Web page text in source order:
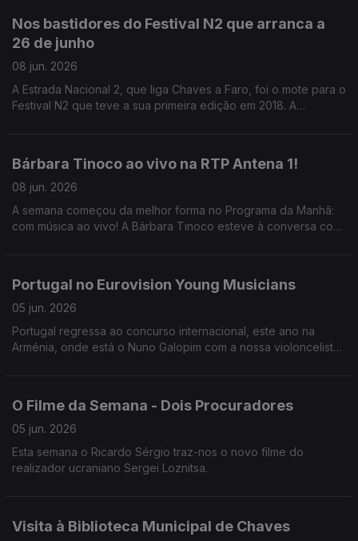
Nos bastidores do Festival N2 que arranca a
26 de junho
08 jun. 2026
A Estrada Nacional 2, que liga Chaves a Faro, foi o mote para o
Festival N2 que teve a sua primeira edição em 2018. A
Bárbara Tinoco ao vivo na RTP Antena 1!
08 jun. 2026
A semana começou da melhor forma no Programa da Manhã:
com música ao vivo! A Bárbara Tinoco esteve à conversa com
Portugal no Eurovision Young Musicians
05 jun. 2026
Portugal regressa ao concurso internacional, este ano na
Arménia, onde está o Nuno Galopim com a nossa violoncelista
O Filme da Semana - Dois Procuradores
05 jun. 2026
Esta semana o Ricardo Sérgio traz-nos o novo filme do
realizador ucraniano Sergei Loznitsa.
Visita à Biblioteca Municipal de Chaves